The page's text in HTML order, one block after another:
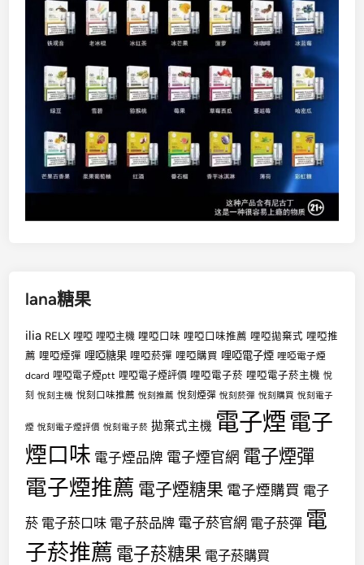
lana糖果
ilia RELX 哩啞 哩啞主機 哩啞口味 哩啞口味推薦 哩啞拋棄式 哩啞推
薦 哩啞煙彈 哩啞糖果 哩啞菸彈 哩啞購買 哩啞電子煙 哩啞電子煙
dcard 哩啞電子煙ptt 哩啞電子煙評價 哩啞電子菸 哩啞電子菸主機 悅
刻 悅刻主機 悅刻口味推薦 悅刻推薦 悅刻煙彈 悅刻菸彈 悅刻購買 悅刻電子
煙 悅刻電子煙評價 悅刻電子菸 拋棄式主機 電子煙 電子
煙口味 電子煙品牌 電子煙官網 電子煙彈
電子煙推薦 電子煙糖果 電子煙購買 電子
菸 電子菸口味 電子菸品牌 電子菸官網 電子菸彈 電
子菸推薦 電子菸糖果 電子菸購買